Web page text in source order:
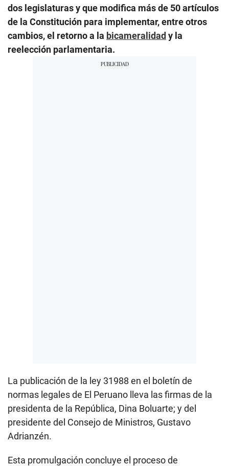
dos legislaturas y que modifica más de 50 artículos
de la Constitución para implementar, entre otros
cambios, el retorno a la bicameralidady la
reelección parlamentaria.
La publicación de la ley 31988 en el boletín de
normas legales de El Peruano lleva las firmas de la
presidenta de la República, Dina Boluarte; y del
presidente del Consejo de Ministros, Gustavo
Adrianzén.
Esta promulgación concluye el proceso de